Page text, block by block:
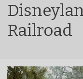
Railroad